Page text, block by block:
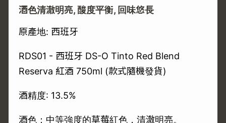
酒色清澈明亮, 酸度平衡, 回味悠長
原產地: 西班牙
RDS01 - 西班牙 DS-O Tinto Red Blend
Reserva 紅酒 750ml (款式隨機發貨)
酒精度: 13.5%
酒色：中等強度的草莓紅色，清澈明亮。